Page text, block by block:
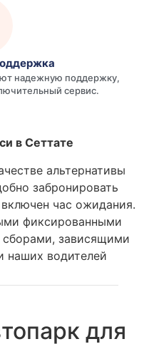
надежную поддержку,
сервис.
в Сеттате
альтернативы
забронировать
час ожидания.
фиксированными
зависящими
наших водителей
для